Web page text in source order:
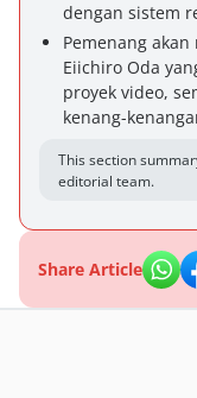
dengan sistem
Pemenang
Eiichiro Oda
proyek video,
kenang-
This section
editorial team.
Share Article